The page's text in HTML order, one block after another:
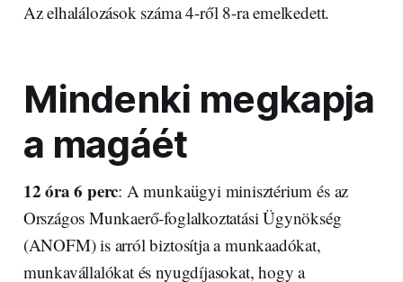
Az elhalálozások száma 4-ről 8-ra emelkedett.
Mindenki megkapja
a magáét
12 óra 6 perc: A munkaügyi minisztérium és az
Országos Munkaerő-foglalkoztatási Ügynökség
(ANOFM) is arról biztosítja a munkaadókat,
munkavállalókat és nyugdíjasokat, hogy a